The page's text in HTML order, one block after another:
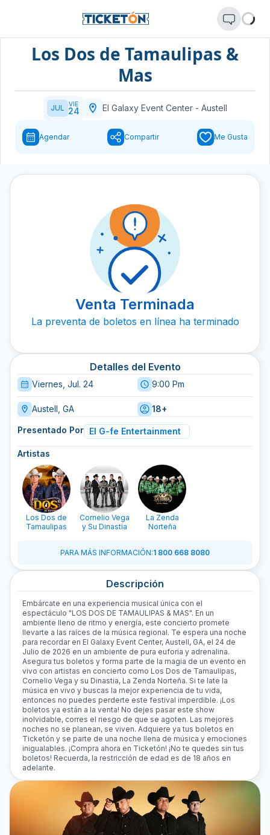
Los Dos de Tamaulipas &
Mas
JUL VIE
24 El Galaxy Event Center- Austell
Agendar Compartir Me Gusta
Venta Terminada
La preventa de boletos en línea ha terminado
Detalles del Evento
Viernes, Jul. 24 9:00 Pm
Austell, GA 18+
Presentado Por El G-fe Entertainment
Artistas
Los Dos de
Tamaulipas
Cornelio Vega
y Su Dinastia
La Zenda
Norteña
PARA MÁS INFORMACIÓN:1 800 668 8080
Descripción
Embárcate en una experiencia musical única con el
espectáculo "LOS DOS DE TAMAULIPAS & MAS". En un
ambiente lleno de ritmo y energía, este concierto promete
llevarte a las raíces de la música regional. Te espera una noche
para recordar en El Galaxy Event Center, Austell, GA, el 24 de
Julio de 2026 en un ambiente de pura euforia y adrenalina.
Asegura tus boletos y forma parte de la magia de un evento en
vivo con artistas en concierto como Los Dos de Tamaulipas,
Cornelio Vega y su Dinastia, La Zenda Norteña. Si te late la
música en vivo y buscas la mejor experiencia de tu vida,
entonces no puedes perderte este festival imperdible. ¡Los
boletos ya están a la venta! No dejes pasar este show
inolvidable, corres el riesgo de que se agoten. Las mejores
noches no se planean, se viven. Adquiere ya tus boletos en
Ticketón y se parte de una noche llena de música y emociones
inigualables. ¡Compra ahora en Ticketón! ¡No te quedes sin tus
boletos! Recuerda, la restricción de edad es de 18 años en
adelante.